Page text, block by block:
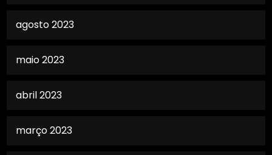
agosto 2023
maio 2023
abril 2023
março 2023